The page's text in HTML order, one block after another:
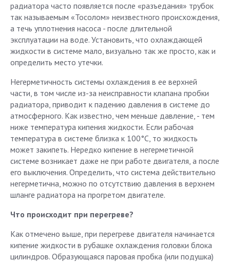
радиатора часто появляется после «разъедания» трубок
так называемым «Тосолом» неизвестного происхождения,
а течь уплотнения насоса - после длительной
эксплуатации на воде. Установить, что охлаждающей
жидкости в системе мало, визуально так же просто, как и
определить место утечки.
Негерметичность системы охлаждения в ее верхней
части, в том числе из-за неисправности клапана пробки
радиатора, приводит к падению давления в системе до
атмосферного. Как известно, чем меньше давление, - тем
ниже температура кипения жидкости. Если рабочая
температура в системе близка к 100°С, то жидкость
может закипеть. Нередко кипение в негерметичной
системе возникает даже не при работе двигателя, а после
его выключения. Определить, что система действительно
негерметична, можно по отсутствию давления в верхнем
шланге радиатора на прогретом двигателе.
Что происходит при перегреве?
Как отмечено выше, при перегреве двигателя начинается
кипение жидкости в рубашке охлаждения головки блока
цилиндров. Образующаяся паровая пробка (или подушка)